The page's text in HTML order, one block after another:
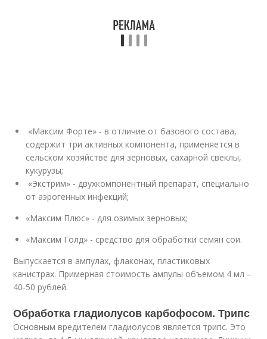
«Максим Форте» - в отличие от базового состава,
содержит три активных компонента, применяется в
сельском хозяйстве для зерновых, сахарной свеклы,
кукурузы;
«Экстрим» - двухкомпонентный препарат, специально
от аэрогенных инфекций;
«Максим Плюс» - для озимых зерновых;
«Максим Голд» - средство для обработки семян сои.
Выпускается в ампулах, флаконах, пластиковых
канистрах. Примерная стоимость ампулы объемом 4 мл –
40-50 рублей.
Обработка гладиолусов карбофосом. Трипс
Основным вредителем гладиолусов является трипс. Это